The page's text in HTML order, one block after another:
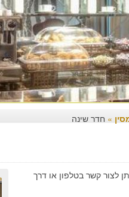
» חדר שינה
לצור קשר בטלפון או דרך